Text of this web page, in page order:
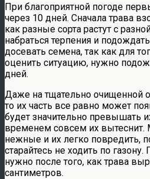
При благоприятной погоде
через 10 дней. Сначала трава
как разные сорта растут с
набраться терпения и
досевать семена, так как для
оценить ситуацию, нужно
дней.
Даже на тщательно очищенной
то их часть все равно может
будет значительно превышать
временем совсем их вытеснит.
нежные и их легко повредить,
старайтесь не ходить по
нужно после того, как трава
сантиметров.